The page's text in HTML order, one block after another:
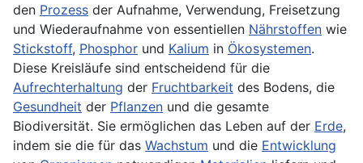
den Prozess der Aufnahme, Verwendung, Freisetzung
und Wiederaufnahme von essentiellen Nährstoffen wie
Stickstoff, Phosphor und Kalium in Ökosystemen.
Diese Kreisläufe sind entscheidend für die
Aufrechterhaltung der Fruchtbarkeit des Bodens, die
Gesundheit der Pflanzen und die gesamte
Biodiversität. Sie ermöglichen das Leben auf der Erde,
indem sie die für das Wachstum und die Entwicklung